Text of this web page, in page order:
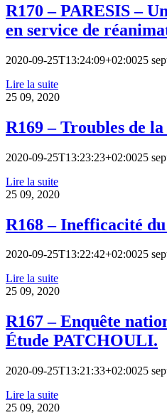
R170 – PARESIS –
en service de
2020-09-25T13:24:09+02:0025
Lire la suite
25 09, 2020
R169 – Troubles de
2020-09-25T13:23:23+02:0025
Lire la suite
25 09, 2020
R168 – Inefficacité
2020-09-25T13:22:42+02:0025
Lire la suite
25 09, 2020
R167 – Enquête
Étude PATCHOULI.
2020-09-25T13:21:33+02:0025
Lire la suite
25 09, 2020